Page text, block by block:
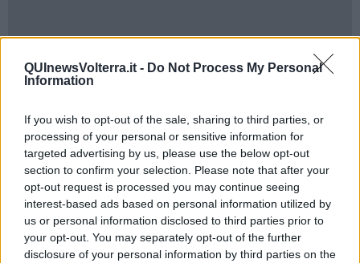
QUInewsVolterra.it - Do Not Process My Personal
Information
If you wish to opt-out of the sale, sharing to third parties, or
processing of your personal or sensitive information for
targeted advertising by us, please use the below opt-out
section to confirm your selection. Please note that after your
opt-out request is processed you may continue seeing
interest-based ads based on personal information utilized by
us or personal information disclosed to third parties prior to
your opt-out. You may separately opt-out of the further
disclosure of your personal information by third parties on the